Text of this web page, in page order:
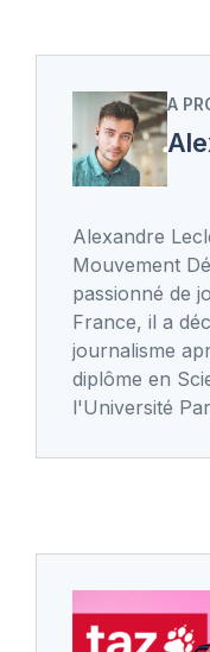
A
Alexandre
Mouvement
passionné de
France, il a
journalisme
diplôme en
l'Université